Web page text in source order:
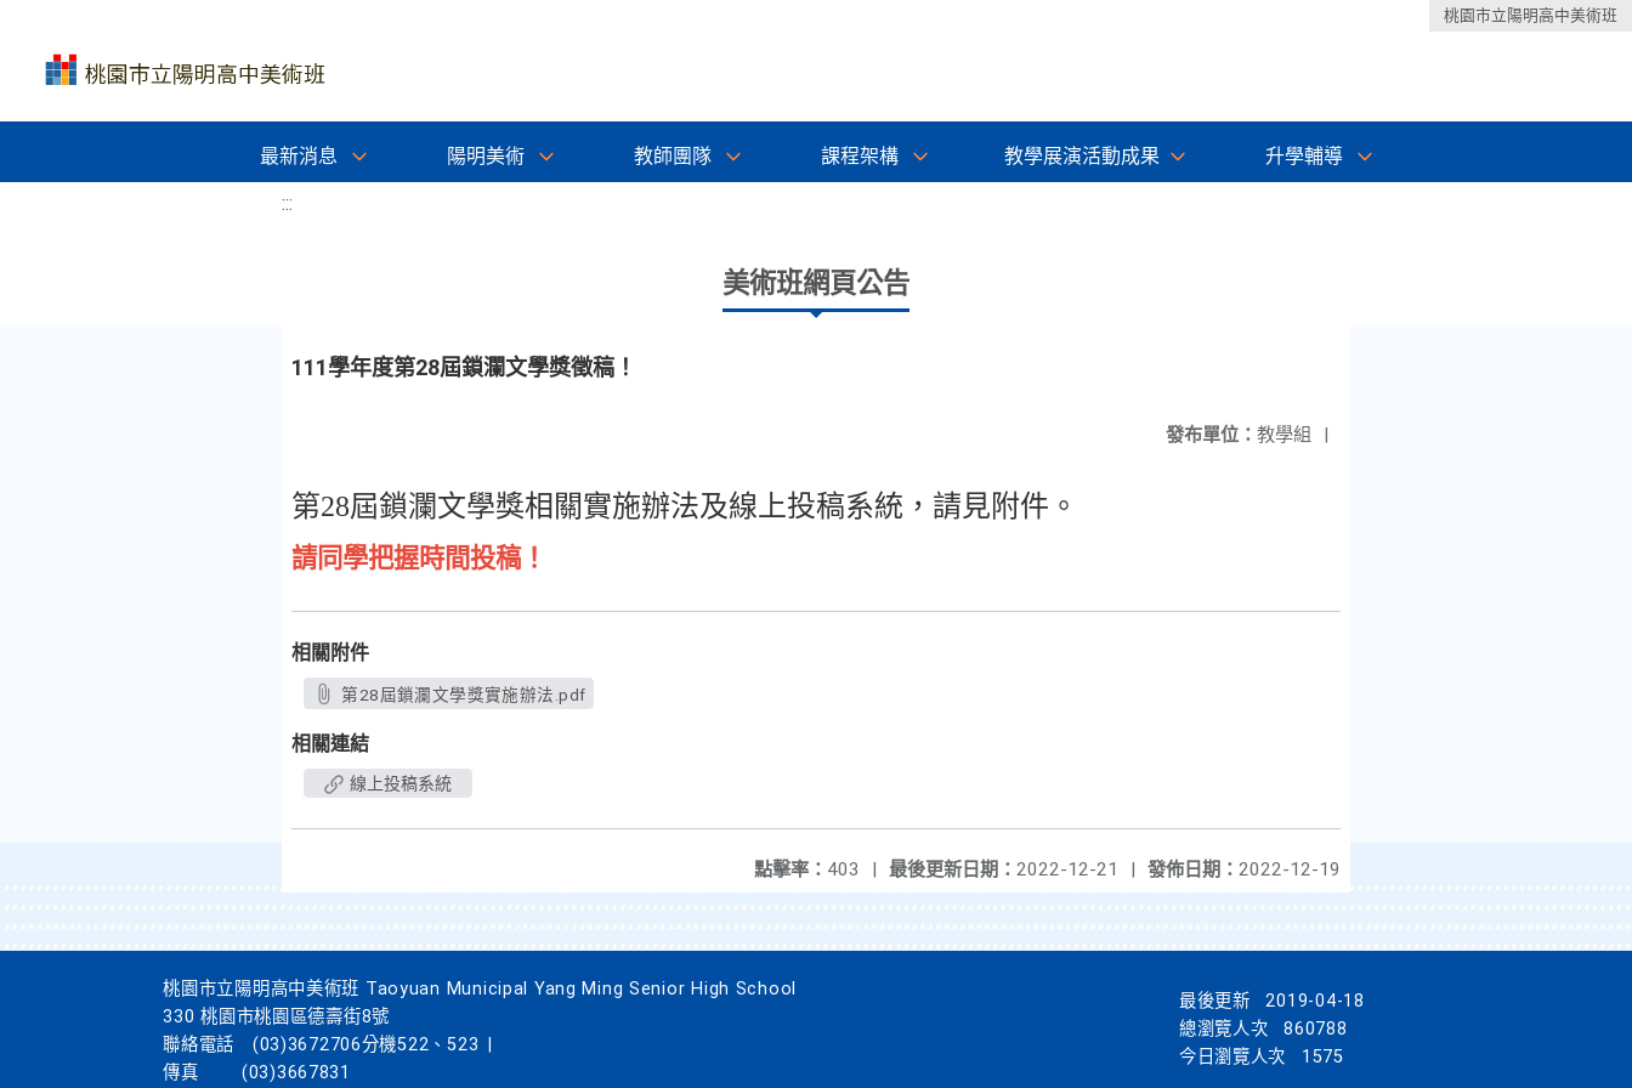
桃園市立陽明高中美術班
最新消息 陽明美術 教師團隊 課程架構 教學展演活動成果 升學輔導
:::
美術班網頁公告
111學年度第28屆鎖瀾文學獎徵稿！
發布單位： 教學組 |
第28屆鎖瀾文學獎相關實施辦法及線上投稿系統，請見附件。
請同學把握時間投稿！
相關附件
第28屆鎖瀾文學獎實施辦法.pdf
相關連結
線上投稿系統
發佈日期： 2022-12-19
最後更新日期： 2022-12-21 |
點擊率： 403 |
桃園市立陽明高中美術班 Taoyuan Municipal Yang Ming Senior High School
330 桃園市桃園區德壽街8號
聯絡電話
(03)3672706分機522、523
傳真
(03)3667831
最後更新
2019-04-18
總瀏覽人次
860788
今日瀏覽人次
1575